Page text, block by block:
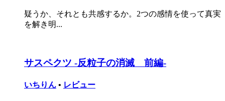
疑うか、それとも共感するか。2つの感情を使って真実
を解き明...
サスペクツ -反粒子の消滅 前編-
いちりん • レビュー